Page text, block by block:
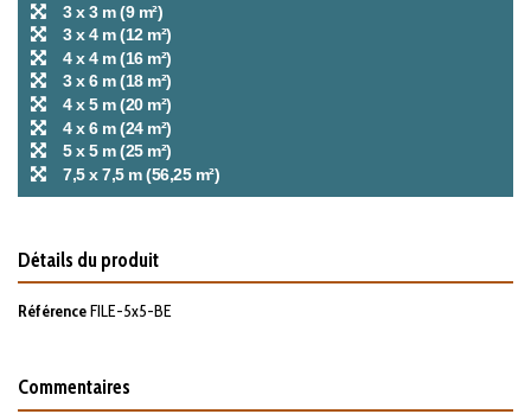
3 x 3 m (9 m²)
3 x 4 m (12 m²)
4 x 4 m (16 m²)
3 x 6 m (18 m²)
4 x 5 m (20 m²)
4 x 6 m (24 m²)
5 x 5 m (25 m²)
7,5 x 7,5 m (56,25 m²)
Détails du produit
RéférenceFILE-5x5-BE
Commentaires